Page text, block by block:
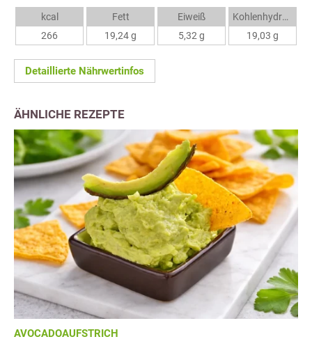
kcal
266
Fett
19,24 g
Eiweiß
5,32 g
Kohlenhydrate
19,03 g
Detaillierte Nährwertinfos
ÄHNLICHE REZEPTE
AVOCADOAUFSTRICH